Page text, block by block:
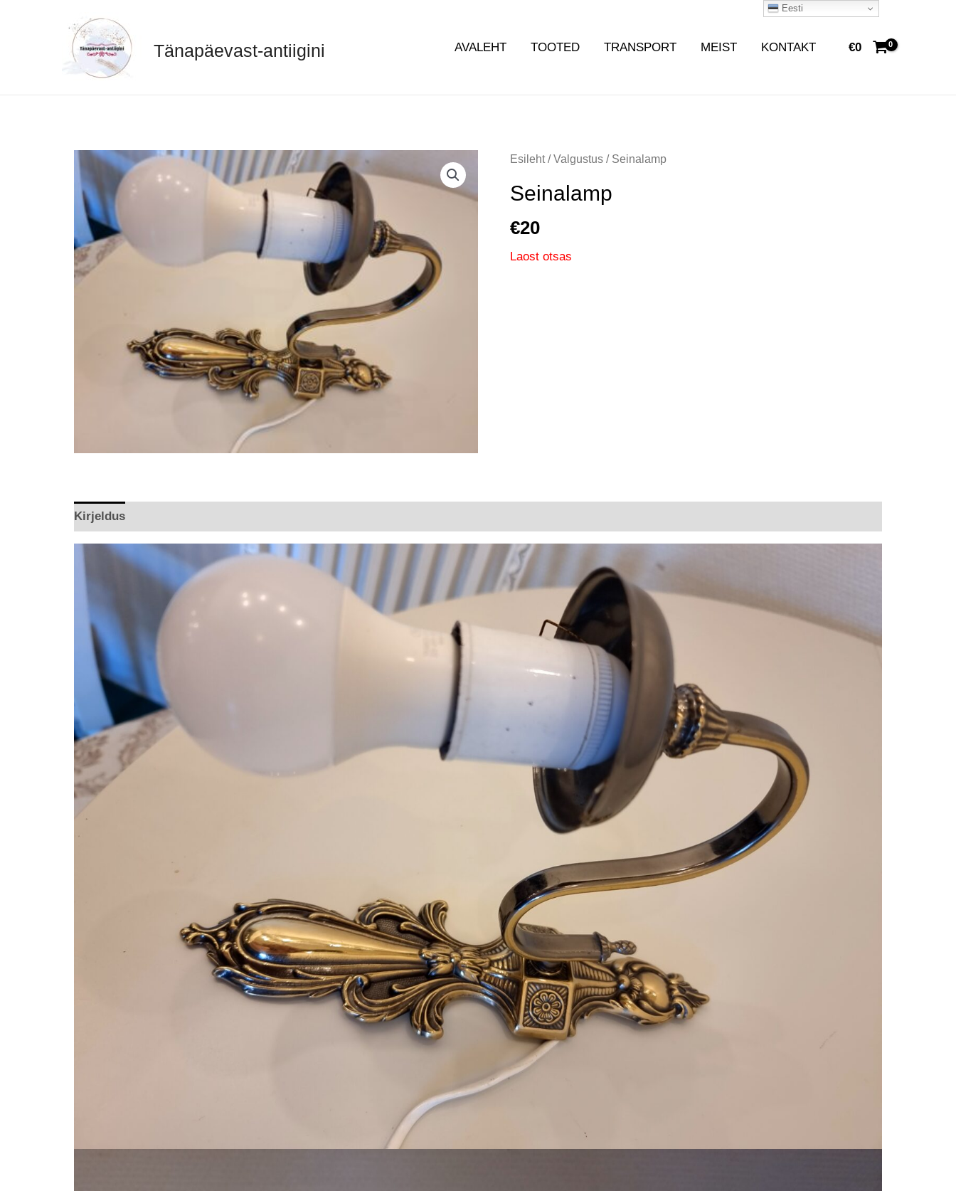
Tänapäevast-antiigini AVALEHT TOOTED TRANSPORT MEIST KONTAKT €0
Esileht/Valgustus / Seinalamp
Seinalamp
€20
Laost otsas
Kirjeldus
Eesti